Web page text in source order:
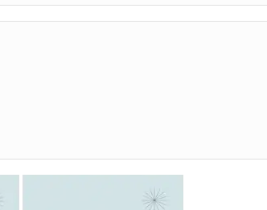
1학년 2학기 개념서 구입 페이지